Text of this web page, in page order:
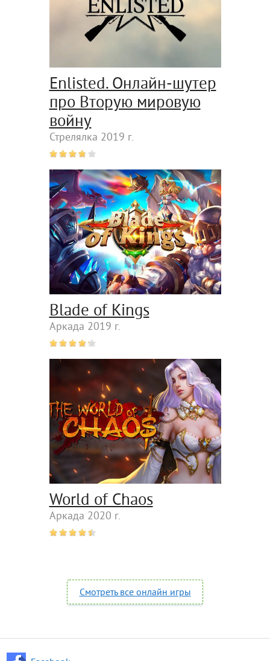
Enlisted. Онлайн-шутер
про Вторую мировую
войну
Стрелялка 2019 г.
Blade of Kings
Аркада 2019 г.
World of Chaos
Аркада 2020 г.
Смотреть все онлайн игры